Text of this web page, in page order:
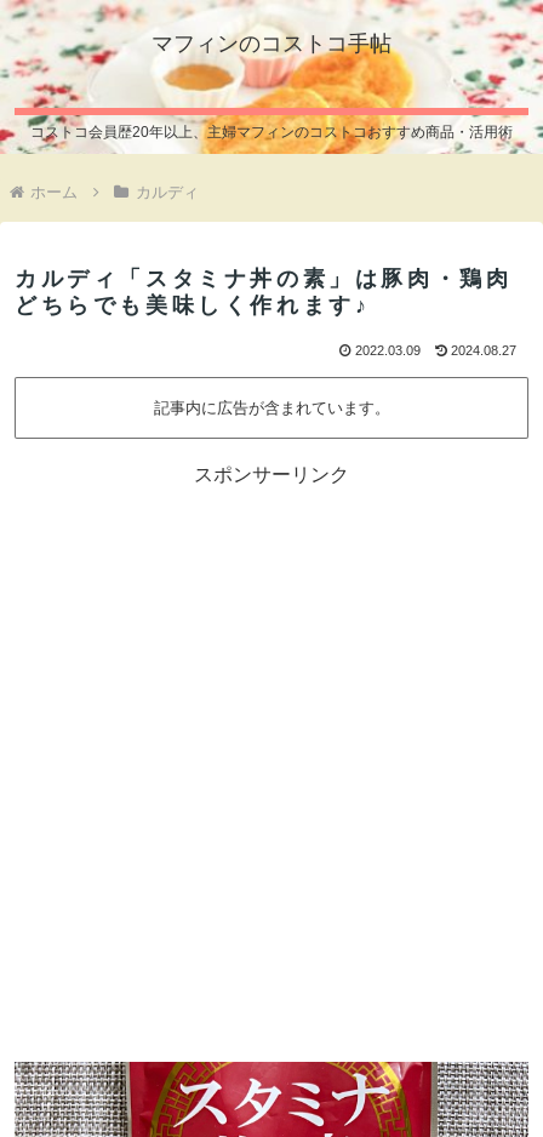
マフィンのコストコ手帖
コストコ会員歴20年以上、主婦マフィンのコストコおすすめ商品・活用術
ホーム カルディ
カルディ「スタミナ丼の素」は豚肉・鶏肉
どちらでも美味しく作れます♪
2022.03.09 2024.08.27
記事内に広告が含まれています。
スポンサーリンク